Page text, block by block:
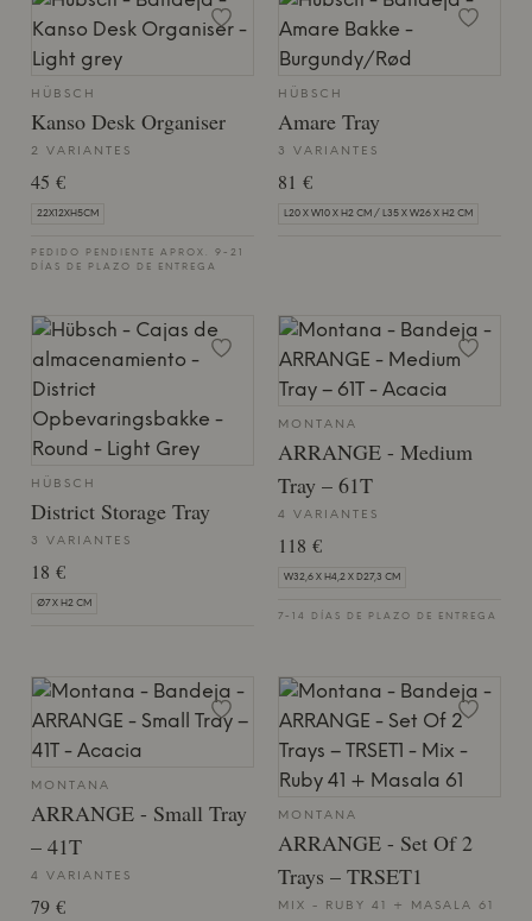
HÜBSCH
Kanso Desk Organiser
2 VARIANTES
45 €
22X12XH5CM
PEDIDO PENDIENTE APROX. 9-21
DÍAS DE PLAZO DE ENTREGA
HÜBSCH
Amare Tray
3 VARIANTES
81 €
L20 X W10 X H2 CM / L35 X W26 X H2 CM
HÜBSCH
District Storage Tray
3 VARIANTES
18 €
Ø7 X H2 CM
MONTANA
ARRANGE - Medium
Tray – 61T
4 VARIANTES
118 €
W32,6 X H4,2 X D27,3 CM
7-14 DÍAS DE PLAZO DE ENTREGA
MONTANA
ARRANGE - Small Tray
– 41T
4 VARIANTES
79 €
MONTANA
ARRANGE - Set Of 2
Trays – TRSET1
MIX - RUBY 41 + MASALA 61